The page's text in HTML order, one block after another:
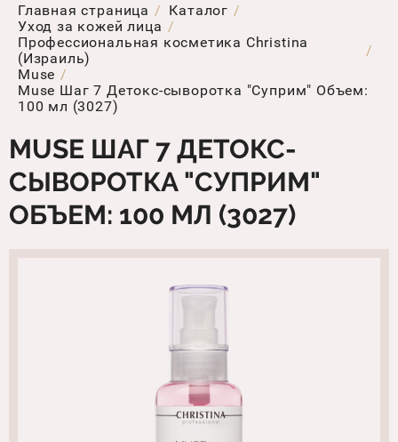
Главная страница
Каталог
Уход за кожей лица
Профессиональная косметика Christina
(Израиль)
Muse
Muse Шаг 7 Детокс-сыворотка "Суприм" Объем:
100 мл (3027)
MUSE ШАГ 7 ДЕТОКС-
СЫВОРОТКА "СУПРИМ"
ОБЪЕМ: 100 МЛ (3027)